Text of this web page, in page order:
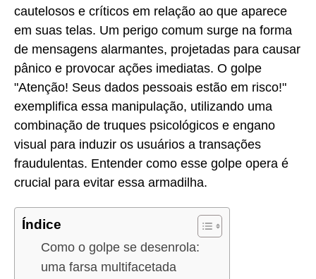
cautelosos e críticos em relação ao que aparece
em suas telas. Um perigo comum surge na forma
de mensagens alarmantes, projetadas para causar
pânico e provocar ações imediatas. O golpe
"Atenção! Seus dados pessoais estão em risco!"
exemplifica essa manipulação, utilizando uma
combinação de truques psicológicos e engano
visual para induzir os usuários a transações
fraudulentas. Entender como esse golpe opera é
crucial para evitar essa armadilha.
Índice
Como o golpe se desenrola:
uma farsa multifacetada